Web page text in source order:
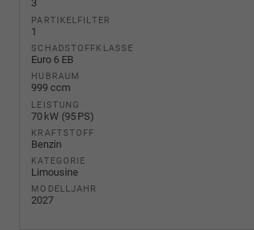
3
PARTIKELFILTER
1
SCHADSTOFFKLASSE
Euro 6 EB
HUBRAUM
999 ccm
LEISTUNG
70 kW (95 PS)
KRAFTSTOFF
Benzin
KATEGORIE
Limousine
MODELLJAHR
2027